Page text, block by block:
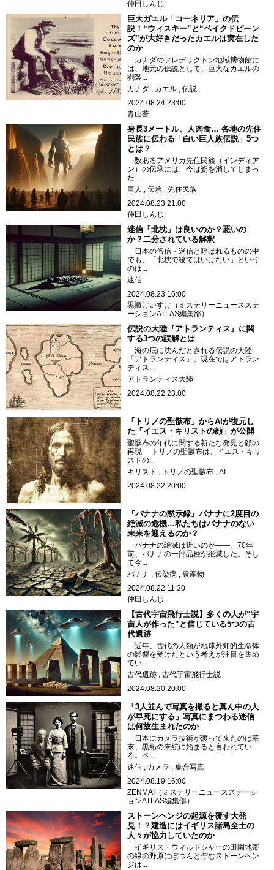
仲田しんじ
巨大ガエル「コーネリア」の伝
説！“ウィスキー”と“ベイクドビーン
ズ”が大好きだったカエルは実在した
のか
カナダのフレデリクトン地域博物館に
は、地元の伝説として、巨大なカエルの
剥製...
カナダ
カエル
伝説
2024.08.24 23:00
青山蒼
身長3メートル、人肉食… 各地の先住
民族に伝わる「白い巨人族伝説」5つ
とは？
数あるアメリカ先住民族（インディア
ン）の伝承には、今は姿を消してしまっ
た“...
巨人
伝承
先住民族
2024.08.23 21:00
仲田しんじ
迷信「北枕」は良いのか？悪いの
か？二分されている解釈
日本の俗信・迷信と呼ばれるものの中
でも、「北枕で寝てはいけない」という
のは...
迷信
2024.08.23 16:00
黒蠍けいすけ（ミステリーニュースステ
ーションATLAS編集部）
伝説の大陸『アトランティス』に関
する3つの誤解とは
海の底に沈んだとされる伝説の大陸
「アトランティス」。現在ではアトラン
ティス...
アトランティス大陸
2024.08.22 23:00
「トリノの聖骸布」からAIが復元し
た「イエス・キリストの顔」が公開
聖骸布の年代に関する新たな発見と顔の
再現 トリノの聖骸布は、イエス・キリ
ストの...
キリスト
トリノの聖骸布
AI
2024.08.22 20:00
『バナナの黙示録』バナナに2度目の
絶滅の危機…私たちはバナナのない
未来を迎えるのか？
バナナの絶滅は近いのか――。70年
前、バナナの一部品種が絶滅した。そし
て今...
バナナ
伝染病
農産物
2024.08.22 11:30
仲田しんじ
【古代宇宙飛行士説】多くの人が“宇
宙人が作った”と信じている5つの古
代遺跡
近年、古代の人類が地球外知的生命体
の影響を受けたという考えが注目を集め
てい...
古代遺跡
古代宇宙飛行士説
2024.08.20 20:00
「3人並んで写真を撮ると真ん中の人
が早死にする」写真にまつわる迷信
は何故生まれたのか
日本にカメラ技術が渡って来たのは幕
末、黒船の来航に始まると言われてい
る。ペ...
迷信
カメラ
集合写真
2024.08.19 16:00
ZENMAI（ミステリーニュースステーシ
ョンATLAS編集部）
ストーンヘンジの起源を覆す大発
見！？建造にはイギリス諸島全土の
人々が協力していたのか
イギリス・ウィルトシャーの田園地帯
の緑の野原にぽつんと佇むストーンヘン
ジは...